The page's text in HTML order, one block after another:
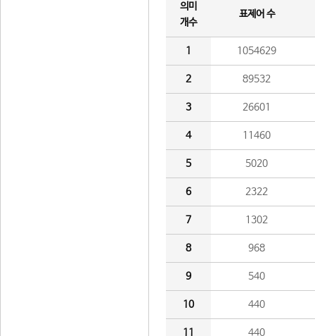
의미
개수
표제어 수
1 1054629
2 89532
3 26601
4 11460
5 5020
6 2322
7 1302
8 968
9 540
10 440
11 440